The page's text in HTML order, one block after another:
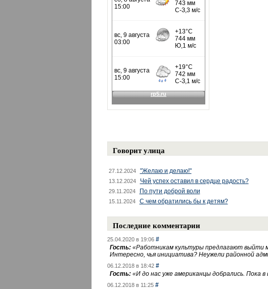
Говорит улица
27.12.2024 "Желаю и делаю!"
13.12.2024 Чей успех оставил в сердце радость?
29.11.2024 По пути доброй воли
15.11.2024 С чем обратились бы к детям?
Последние комментарии
25.04.2020 в 19:06 #
Гость: «Работникам культуры предлагают выйти
Интересно, чья инициатива? Неужели районной
06.12.2018 в 18:42 #
Гость: «И до нас уже американцы добрались. Пока в
06.12.2018 в 11:25 #